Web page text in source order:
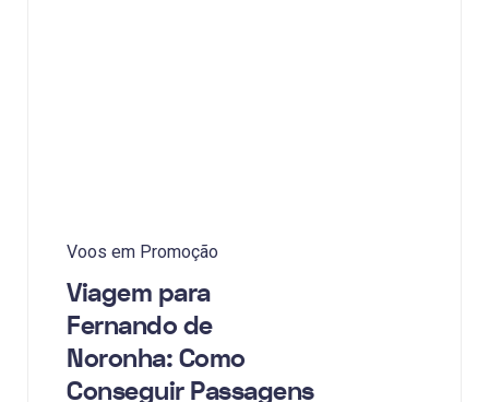
Voos em Promoção
Viagem para
Fernando de
Noronha: Como
Conseguir Passagens